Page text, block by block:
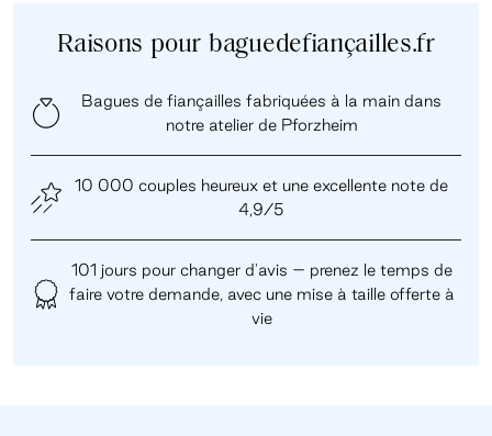
Raisons pour baguedefiançailles.fr
Bagues de fiançailles fabriquées à la main dans
notre atelier de Pforzheim
10 000 couples heureux et une excellente note de
4,9/5
101 jours pour changer d'avis – prenez le temps de
faire votre demande, avec une mise à taille offerte à
vie